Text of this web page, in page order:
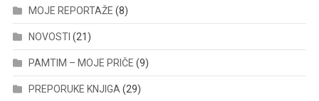
MOJE REPORTAŽE (8)
NOVOSTI (21)
PAMTIM – MOJE PRIČE (9)
PREPORUKE KNJIGA (29)